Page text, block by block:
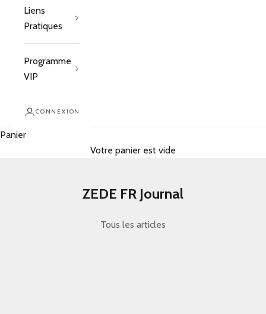
Liens
Pratiques
Programme
VIP
CONNEXION
Panier
Votre panier est vide
ZEDE FR Journal
Tous les articles